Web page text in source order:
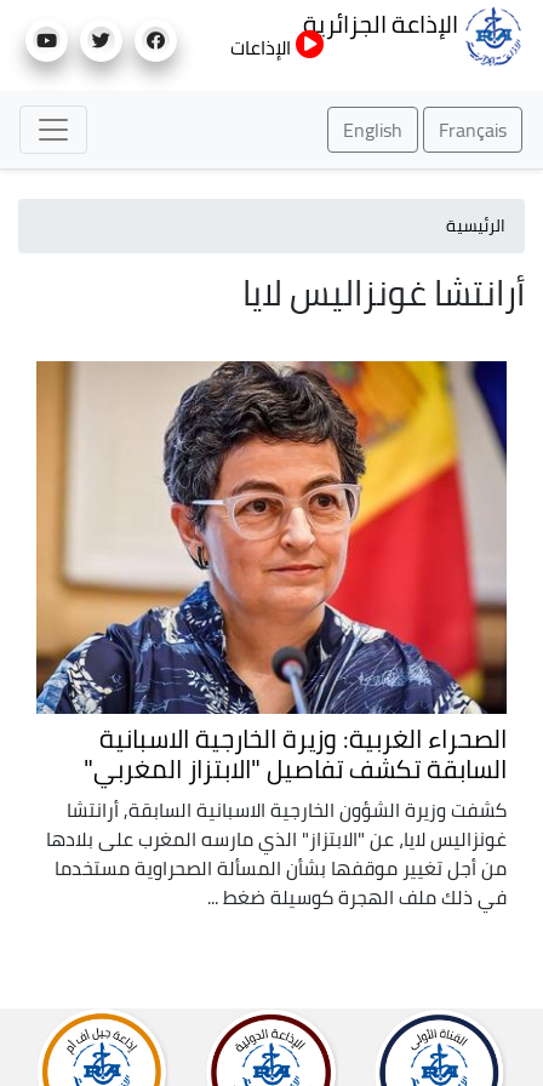
إلى
الإذاعة الجزائرية
الإذاعات
Français
English
الرئيسية
أرانتشا غونزاليس لايا
الصحراء الغربية: وزيرة الخارجية الاسبانية
السابقة تكشف تفاصيل "الابتزاز المغربي"
كشفت وزيرة الشؤون الخارجية الاسبانية السابقة, أرانتشا
غونزاليس لايا، عن "الابتزاز" الذي مارسه المغرب على بلادها
من أجل تغيير موقفها بشأن المسألة الصحراوية مستخدما
في ذلك ملف الهجرة كوسيلة ضغط ...